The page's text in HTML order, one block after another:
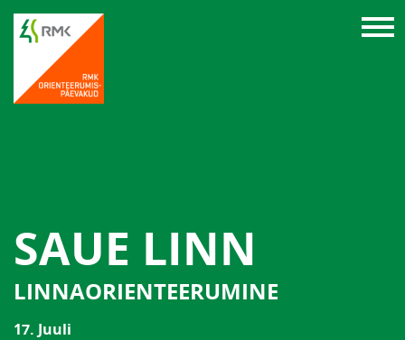
SAUE LINN
LINNAORIENTEERUMINE
17. Juuli